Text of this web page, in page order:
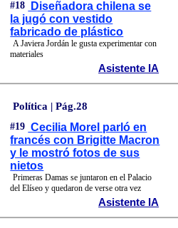
#18
Diseñadora chilena se
la jugó con vestido
fabricado de plástico
A Javiera Jordán le gusta experimentar con
materiales
Asistente IA
Política | Pág.28
#19 Cecilia Morel parló en
francés con Brigitte Macron
y le mostró fotos de sus
nietos
Primeras Damas se juntaron en el Palacio
del Elíseo y quedaron de verse otra vez
Asistente IA